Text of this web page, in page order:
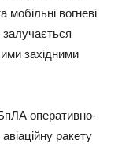
вогневі
західними
оперативно-
ракету